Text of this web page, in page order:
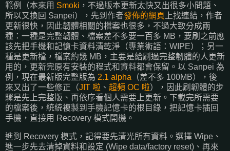
範例（本來用 Smoki ，不過版本更新太快又出很多小問題、
所以又換回 Sanpei），先到作者發佈的網頁 上找連結，作者
更新很快，因此韌體相關的檔案也很多，不過大致分成兩
種：一種是完整韌體、檔案差不多要一百多 MB，要刷之前應
該先把手機和記憶卡資料清乾淨（專業術語：WIPE）；另一
種是更新檔，檔案約幾 MB，主要是給刷過完整韌體的人更新
用的，更新完原有安裝的程式和資料都會保留。以 Sanpei 為
例，現在最新版完整版為 2.1 alpha （差不多 100MB），後
來又出了一些修正（JIT 啦 、 超頻 OC 啦），因此刷韌體的步
驟是先上完整版、再依序看個人需要上更新。下載完所需要
的檔案後，統統複製到手機記憶卡的根目錄，把記憶卡插回
手機，直接用 Recovery 模式開機。
進到 Recovery 模式，記得要先清光所有資料。選擇 Wipe、
進一步先去清掉資料和設定 (Wipe data/factory reset)、再來